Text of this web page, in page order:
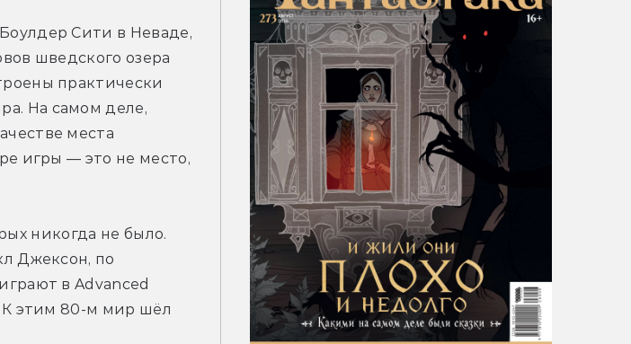
Сити в Неваде,
шведского озера
практически
На самом деле,
места
игры — это не место,
никогда не было.
Джексон, по
в Advanced
К этим 80-м мир шёл